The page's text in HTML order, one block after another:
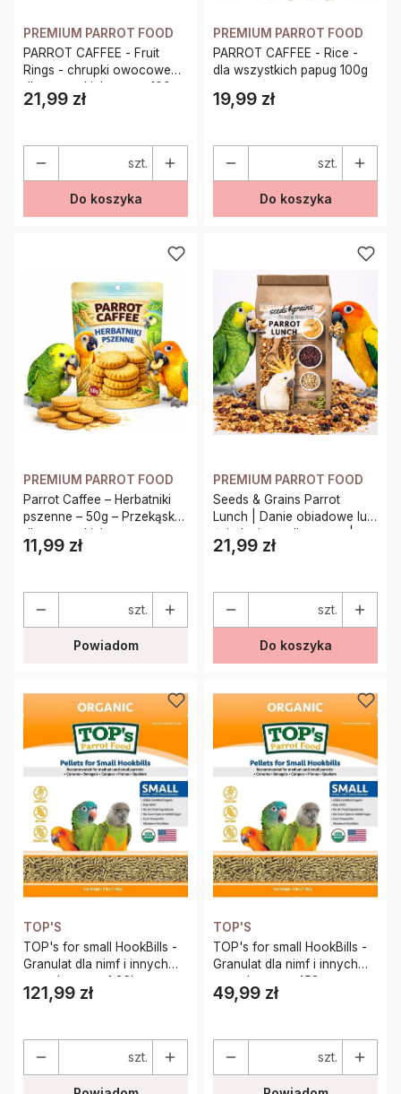
PREMIUM PARROT FOOD
PARROT CAFFEE - Fruit
Rings - chrupki owocowe
dla wszystkich papug 100g
Cena
21,99 zł
szt.
Do koszyka
PREMIUM PARROT FOOD
PARROT CAFFEE - Rice -
dla wszystkich papug 100g
Cena
19,99 zł
szt.
Do koszyka
PREMIUM PARROT FOOD
Parrot Caffee – Herbatniki
pszenne – 50g – Przekąska
dla wszystkich papug
Cena
11,99 zł
szt.
Powiadom
PREMIUM PARROT FOOD
Seeds & Grains Parrot
Lunch | Danie obiadowe lub
śniadaniowe dla papug |
Szybkie, zdrowe i pyszne |
Cena
21,99 zł
szt.
Do koszyka
TOP'S
TOP's for small HookBills -
Granulat dla nimf i innych
małych papug 1,36kg
Cena
121,99 zł
szt.
TOP'S
TOP's for small HookBills -
Granulat dla nimf i innych
małych papug 453g
Cena
49,99 zł
szt.